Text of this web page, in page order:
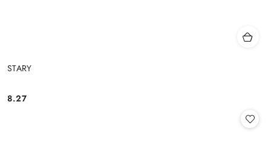
STARY
Cena:
8.27